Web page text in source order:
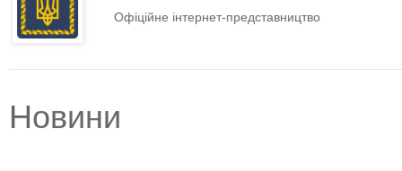
Офіційне інтернет-представництво
Новини